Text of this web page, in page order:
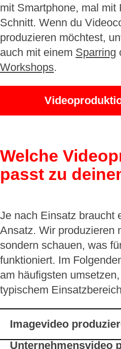
mit Smartphone, mal mit
Schnitt. Wenn du
produzieren möchtest,
auch mit einem Sparring
Workshops.
Welche
passt zu
Je nach Einsatz braucht
Ansatz. Wir produzieren
sondern schauen, was
funktioniert. Im
am häufigsten
typischem
Imagevideo
Unternehmensvideo